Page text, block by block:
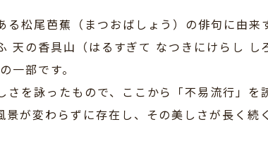
松尾芭蕉（まつおばしょう）の俳句に由来
天の香具山（はるすぎて なつきにけらし し
一部です。
を詠ったもので、ここから「不易流行」を
が変わらずに存在し、その美しさが長く続